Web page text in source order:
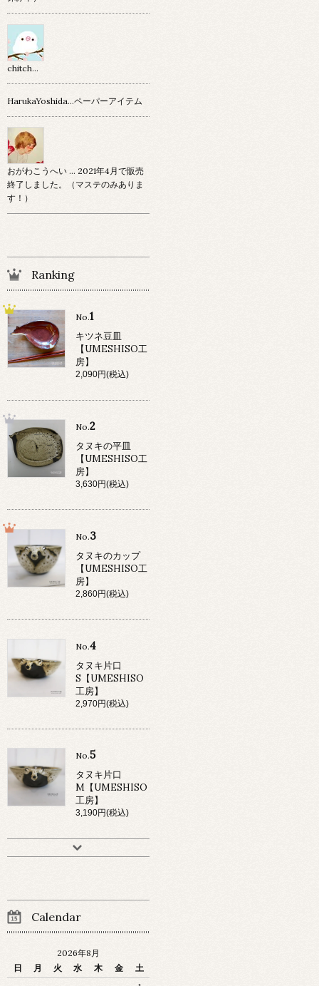
chitch…
HarukaYoshida…ペーパーアイテム
おがわこうへい … 2021年4月で販売
終了しました。（マステのみありま
す！）
Ranking
No.1
キツネ豆皿
【UMESHISO工
房】
2,090円(税込)
No.2
タヌキの平皿
【UMESHISO工
房】
3,630円(税込)
No.3
タヌキのカップ
【UMESHISO工
房】
2,860円(税込)
No.4
タヌキ片口
S【UMESHISO
工房】
2,970円(税込)
No.5
タヌキ片口
M【UMESHISO
工房】
3,190円(税込)
Calendar
2026年8月
日
月 火 水 木 金
土